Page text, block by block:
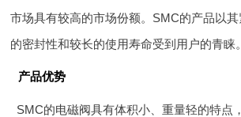
市场具有较高的市场份额。SMC的产品以
的密封性和较长的使用寿命受到用户的青睐。
产品优势
SMC的电磁阀具有体积小、重量轻的特点